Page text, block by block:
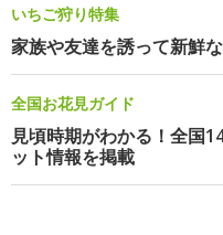
いちご狩り特集
家族や友達を誘って新鮮
全国お花見ガイド
見頃時期がわかる！全国
ット情報を掲載